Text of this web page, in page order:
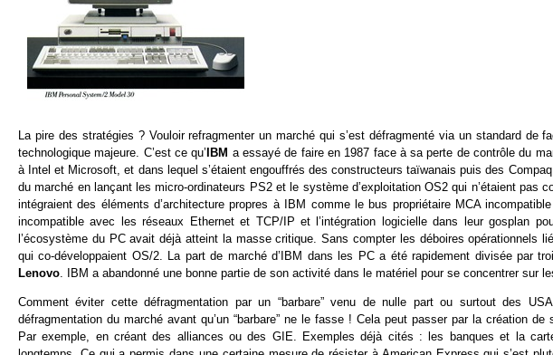
La pire des stratégies ? Vouloir refragmenter un marché qui s’est défragmenté via un standard de
technologique majeure. C’est ce qu’ IBM a essayé de faire en 1987 face à sa perte de contrôle du
à Intel et Microsoft, et dans lequel s’étaient engouffrés des constructeurs taïwanais puis des
du marché en lançant les micro-ordinateurs PS2 et le système d’exploitation OS2 qui n’étaient pas
intégraient des éléments d’architecture propres à IBM comme le bus propriétaire MCA
incompatible avec les réseaux Ethernet et TCP/IP et l’intégration logicielle dans leur gosplan
l’écosystème du PC avait déjà atteint la masse critique. Sans compter les déboires opérationnels
qui co-développaient OS/2. La part de marché d’IBM dans les PC a été rapidement divisée par
Lenovo . IBM a abandonné une bonne partie de son activité dans le matériel pour se concentrer sur
Comment éviter cette défragmentation par un “barbare” venu de nulle part ou surtout des
défragmentation du marché avant qu’un “barbare” ne le fasse ! Cela peut passer par la création
Par exemple, en créant des alliances ou des GIE. Exemples déjà cités : les banques et la